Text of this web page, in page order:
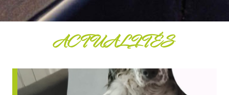
ACTUALITÉS